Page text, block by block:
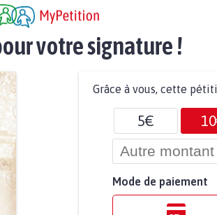
votre signature !
Grâce à vous, cette
5€
Mode de paiement